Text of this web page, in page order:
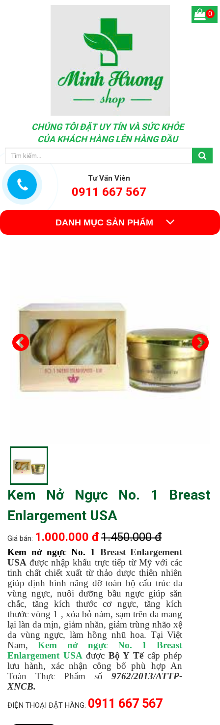
CHÚNG TÔI ĐẶT UY TÍN VÀ SỨC KHỎE
CỦA KHÁCH HÀNG LÊN HÀNG ĐẦU
Tư Vấn Viên
0911 667 567
0
DANH MỤC SẢN PHẨM
Kem Nở Ngực No. 1 Breast
Enlargement USA
Giá bán: 1.000.000 đ1.450.000 đ
Kem nở ngực No. 1
Breast Enlargement
USA được nhập khẩu trực tiếp từ Mỹ với các
tinh chất chiết xuất từ thảo dược thiên nhiên
giúp định hình nâng đỡ toàn bộ cấu trúc da
vùng ngực, nuôi dưỡng bầu ngực giúp săn
chắc, tăng kích thước cơ ngực, tăng kích
thước vòng 1 , xóa bỏ nám, sạm trên da mang
lại làn da mịn, giảm nhăn, giảm trùng nhão xệ
da vùng ngực, làm hồng nhũ hoa. Tại Việt
Nam,Kem nở ngực No. 1 Breast
Enlargement USA được Bộ Y Tếcấp phép
lưu hành, xác nhận công bố phù hợp An
Toàn Thực Phẩm số9762/2013/ATTP-
XNCB.
ĐIỆN THOẠI ĐẶT HÀNG: 0911 667 567